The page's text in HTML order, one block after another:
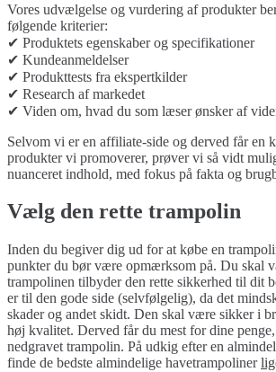
Vores udvælgelse og vurdering af produkter
følgende kriterier:
✔ Produktets egenskaber og specifikationer
✔ Kundeanmeldelser
✔ Produkttests fra ekspertkilder
✔ Research af markedet
✔ Viden om, hvad du som læser ønsker af
Selvom vi er en affiliate-side og derved får en
produkter vi promoverer, prøver vi så vidt
nuanceret indhold, med fokus på fakta og
Vælg den rette trampolin
Inden du begiver dig ud for at købe en
punkter du bør være opmærksom på. Du skal
trampolinen tilbyder den rette sikkerhed til dit
er til den gode side (selvfølgelig), da det
skader og andet skidt. Den skal være sikker i
høj kvalitet. Derved får du mest for dine
nedgravet trampolin. På udkig efter en
finde de bedste almindelige havetrampoliner